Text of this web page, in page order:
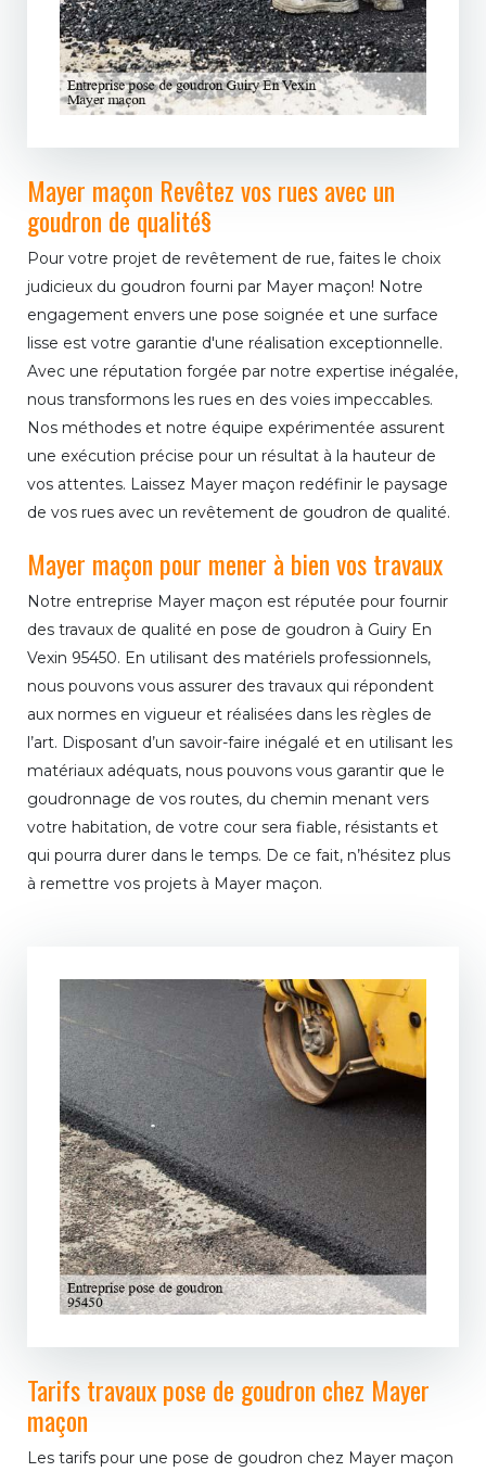
Mayer maçon Revêtez vos rues avec un
goudron de qualité§
Pour votre projet de revêtement de rue, faites le choix
judicieux du goudron fourni par Mayer maçon! Notre
engagement envers une pose soignée et une surface
lisse est votre garantie d'une réalisation exceptionnelle.
Avec une réputation forgée par notre expertise inégalée,
nous transformons les rues en des voies impeccables.
Nos méthodes et notre équipe expérimentée assurent
une exécution précise pour un résultat à la hauteur de
vos attentes. Laissez Mayer maçon redéfinir le paysage
de vos rues avec un revêtement de goudron de qualité.
Mayer maçon pour mener à bien vos travaux
Notre entreprise Mayer maçon est réputée pour fournir
des travaux de qualité en pose de goudron à Guiry En
Vexin 95450. En utilisant des matériels professionnels,
nous pouvons vous assurer des travaux qui répondent
aux normes en vigueur et réalisées dans les règles de
l’art. Disposant d’un savoir-faire inégalé et en utilisant les
matériaux adéquats, nous pouvons vous garantir que le
goudronnage de vos routes, du chemin menant vers
votre habitation, de votre cour sera fiable, résistants et
qui pourra durer dans le temps. De ce fait, n’hésitez plus
à remettre vos projets à Mayer maçon.
Tarifs travaux pose de goudron chez Mayer
maçon
Les tarifs pour une pose de goudron chez Mayer maçon